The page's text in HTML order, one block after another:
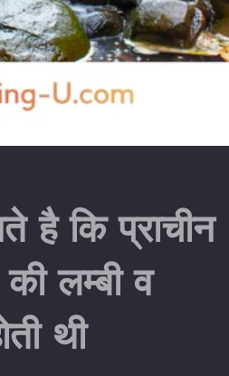
है कि प्राचीन
लम्बी व
थी